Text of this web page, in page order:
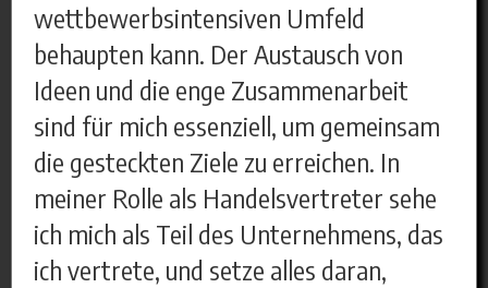
wettbewerbsintensiven Umfeld
behaupten kann. Der Austausch von
Ideen und die enge Zusammenarbeit
sind für mich essenziell, um gemeinsam
die gesteckten Ziele zu erreichen. In
meiner Rolle als Handelsvertreter sehe
ich mich als Teil des Unternehmens, das
ich vertrete, und setze alles daran,